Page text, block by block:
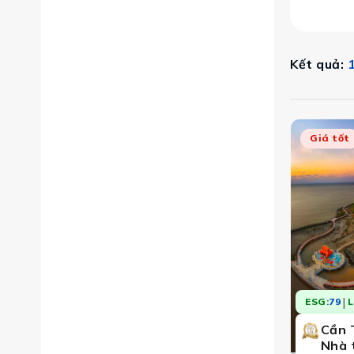
Kết quả:
Giá tốt
ESG:79 |
Cần
Nhà